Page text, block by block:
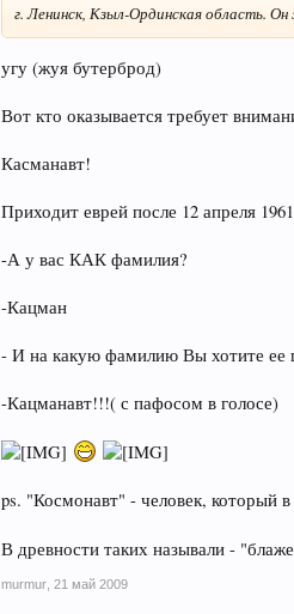
г. Ленинск, Кзыл-Ординская область.
угу (жуя бутерброд)
Вот кто оказывается требует
Касманавт!
Приходит еврей после 12 апреля
-А у вас КАК фамилия?
-Кацман
- И на какую фамилию Вы хотите ее
-Кацманавт!!!( с пафосом в голосе)
ps. "Космонавт" - человек, который
В древности таких называли -
murmur 21 май 2009